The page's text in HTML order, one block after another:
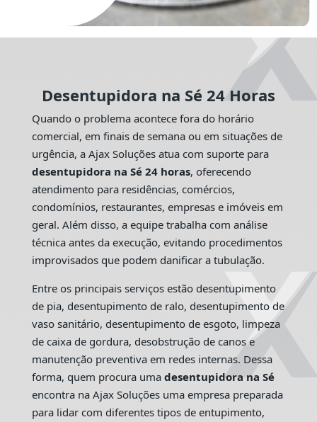
Desentupidora na Sé 24 Horas
Quando o problema acontece fora do horário
comercial, em finais de semana ou em situações de
urgência, a Ajax Soluções atua com suporte para
desentupidora na Sé 24 horas, oferecendo
atendimento para residências, comércios,
condomínios, restaurantes, empresas e imóveis em
geral. Além disso, a equipe trabalha com análise
técnica antes da execução, evitando procedimentos
improvisados que podem danificar a tubulação.
Entre os principais serviços estão desentupimento
de pia, desentupimento de ralo, desentupimento de
vaso sanitário, desentupimento de esgoto, limpeza
de caixa de gordura, desobstrução de canos e
manutenção preventiva em redes internas. Dessa
forma, quem procura uma desentupidora na Sé
encontra na Ajax Soluções uma empresa preparada
para lidar com diferentes tipos de entupimento,